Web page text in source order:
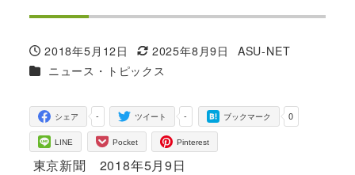
投稿日
2018年5月12日
更新日
2025年8月9日
著
ASU-NET
カテゴリー
ニュース・トピックス
-
シェア -
ツイート 0
ブックマーク
LINE Pocket Pinterest
東京新聞 2018年5月9日